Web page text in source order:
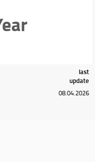
last
update
08.04.2026